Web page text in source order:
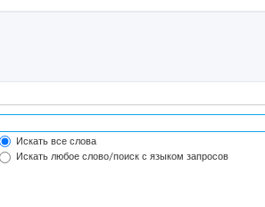
Искать все слова
Искать любое слово/поиск с языком запросов